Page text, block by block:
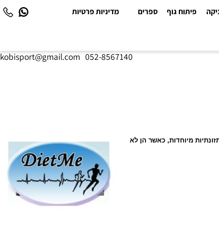
פיתוח גוף ספרים מדיניות פרטיות
kobisport@gmail.com |052-8567140
מיוחדות, כאשר הן לא